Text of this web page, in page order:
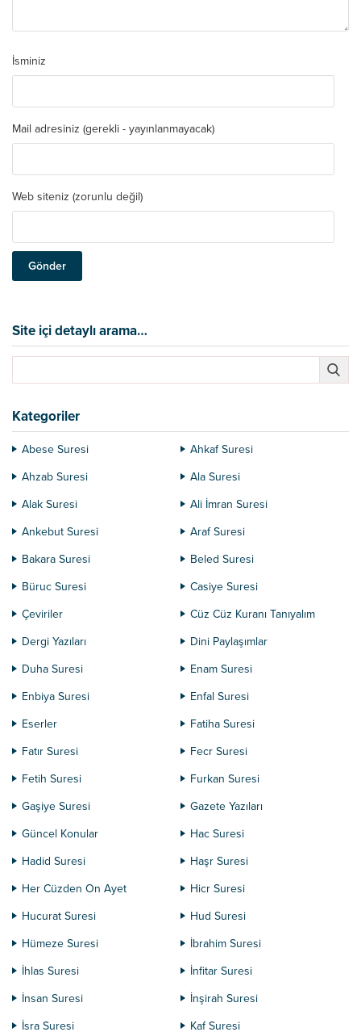
İsminiz
Mail adresiniz (gerekli - yayınlanmayacak)
Web siteniz (zorunlu değil)
Site içi detaylı arama…
Kategoriler
Abese Suresi
Ahkaf Suresi
Ahzab Suresi
Ala Suresi
Alak Suresi
Ali İmran Suresi
Ankebut Suresi
Araf Suresi
Bakara Suresi
Beled Suresi
Büruc Suresi
Casiye Suresi
Çeviriler
Cüz Cüz Kuranı Tanıyalım
Dergi Yazıları
Dini Paylaşımlar
Duha Suresi
Enam Suresi
Enbiya Suresi
Enfal Suresi
Eserler
Fatiha Suresi
Fatır Suresi
Fecr Suresi
Fetih Suresi
Furkan Suresi
Gaşiye Suresi
Gazete Yazıları
Güncel Konular
Hac Suresi
Hadid Suresi
Haşr Suresi
Her Cüzden On Ayet
Hicr Suresi
Hucurat Suresi
Hud Suresi
Hümeze Suresi
İbrahim Suresi
İhlas Suresi
İnfitar Suresi
İnsan Suresi
İnşirah Suresi
İsra Suresi
Kaf Suresi